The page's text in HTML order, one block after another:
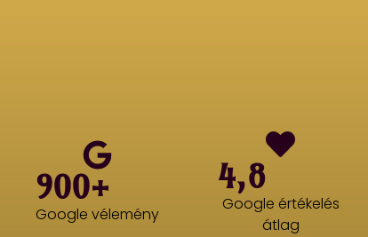
900+
Google vélemény
4,8
Google értékelés
átlag